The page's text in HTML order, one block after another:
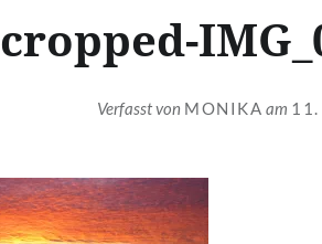
cropped-
Verfasst von MONIKA am